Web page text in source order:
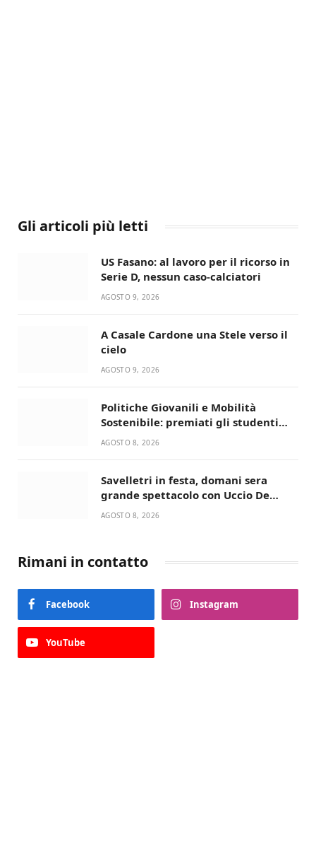
Gli articoli più letti
US Fasano: al lavoro per il ricorso in
Serie D, nessun caso-calciatori
AGOSTO 9, 2026
A Casale Cardone una Stele verso il
cielo
AGOSTO 9, 2026
Politiche Giovanili e Mobilità
Sostenibile: premiati gli studenti
universitari del bando “La strada
AGOSTO 8, 2026
Savelletri in festa, domani sera
grande spettacolo con Uccio De
Santis
AGOSTO 8, 2026
Rimani in contatto
Facebook Instagram
YouTube